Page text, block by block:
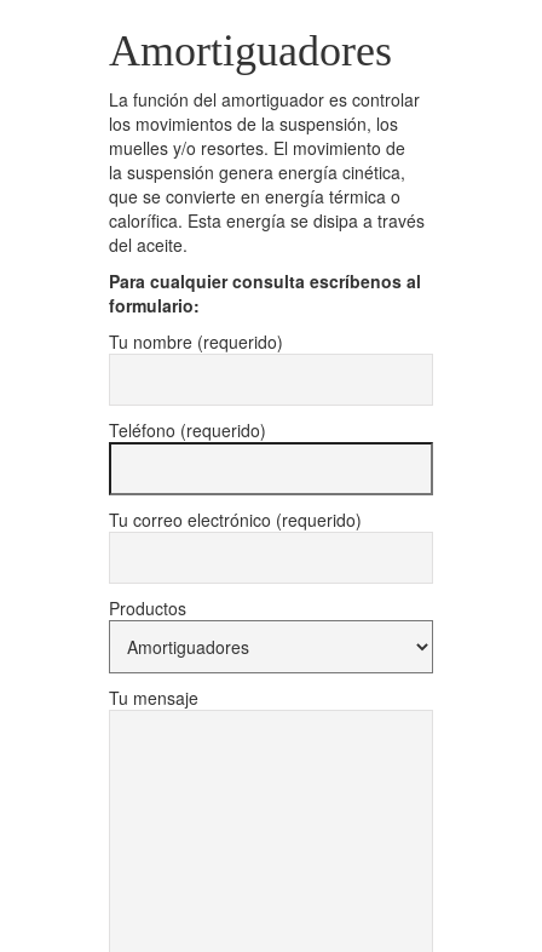
Terminales
Trapecios
Palieres
Cremalleras
Amortiguadores
La función del amortiguador es controlar
los movimientos de la suspensión, los
muelles y/o resortes. El movimiento de
la suspensión genera energía cinética,
que se convierte en energía térmica o
calorífica. Esta energía se disipa a través
del aceite.
Para cualquier consulta escríbenos al
formulario:
Tu nombre (requerido)
Teléfono (requerido)
Tu correo electrónico (requerido)
Productos
Tu mensaje